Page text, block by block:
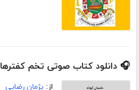
🎧 دانلود کتاب صوتی تخم کفترها
از:پژمان رضایی